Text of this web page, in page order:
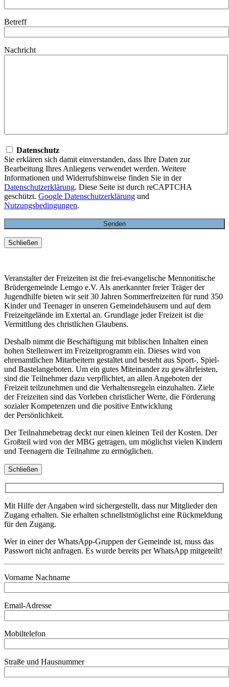
Betreff
Nachricht
Datenschutz
Sie erklären sich damit einverstanden, dass Ihre Daten zur
Bearbeitung Ihres Anliegens verwendet werden. Weitere
Informationen und Widerrufshinweise finden Sie in der
Datenschutzerklärung. Diese Seite ist durch reCAPTCHA
geschützt. Google Datenschutzerklärung und
Nutzungsbedingungen.
Schließen
Veranstalter der Freizeiten ist die frei-evangelische Mennonitische
Brüdergemeinde Lemgo e.V. Als anerkannter freier Träger der
Jugendhilfe bieten wir seit 30 Jahren Sommerfreizeiten für rund 350
Kinder und Teenager in unseren Gemeindehäusern und auf dem
Freizeitgelände im Extertal an. Grundlage jeder Freizeit ist die
Vermittlung des christlichen Glaubens.
Deshalb nimmt die Beschäftigung mit biblischen Inhalten einen
hohen Stellenwert im Freizeitprogramm ein. Dieses wird von
ehrenamtlichen Mitarbeitern gestaltet und besteht aus Sport-, Spiel-
und Bastelangeboten. Um ein gutes Miteinander zu gewährleisten,
sind die Teilnehmer dazu verpflichtet, an allen Angeboten der
Freizeit teilzunehmen und die Verhaltensregeln einzuhalten. Ziele
der Freizeiten sind das Vorleben christlicher Werte, die Förderung
sozialer Kompetenzen und die positive Entwicklung
der Persönlichkeit.
Der Teilnahmebetrag deckt nur einen kleinen Teil der Kosten. Der
Großteil wird von der MBG getragen, um möglichst vielen Kindern
und Teenagern die Teilnahme zu ermöglichen.
Schließen
Mit Hilfe der Angaben wird sichergestellt, dass nur Mitglieder den
Zugang erhalten. Sie erhalten schnellstmöglichst eine Rückmeldung
für den Zugang.
Wer in einer der WhatsApp-Gruppen der Gemeinde ist, muss das
Passwort nicht anfragen. Es wurde bereits per WhatsApp mitgeteilt!
Vorname Nachname
Email-Adresse
Mobiltelefon
Straße und Hausnummer